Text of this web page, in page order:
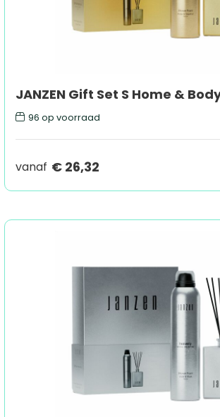
JANZEN Gift Set S Home &
96 op voorraad
vanaf € 26,32